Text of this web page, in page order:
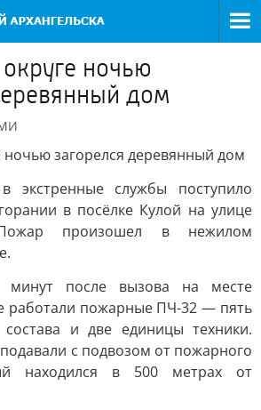
ночью
дом
ночью загорелся деревянный дом
службы поступило
в посёлке Кулой на улице
Пожар произошел в нежилом
минут после вызова на месте
работали пожарные ПЧ-32 — пять
состава и две единицы техники.
с подвозом от пожарного
находился в 500 метрах от